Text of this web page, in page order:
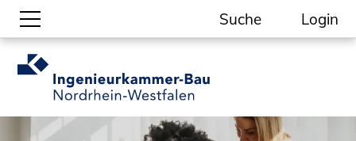
Suche
Gesellschaftliche Themen
Aktuelle Meldungen
Kammer-Themen
Login